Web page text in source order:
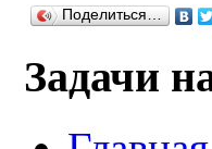
Поделиться…
Задачи